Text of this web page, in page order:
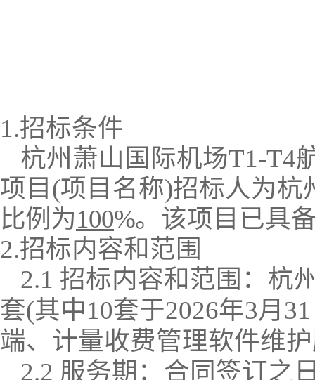
1.招标条件
杭州萧山国际机场T1-T4
项目(项目名称)招标人为杭
比例为100%。该项目已具
2.招标内容和范围
2.1 招标内容和范围： 杭
套(其中10套于2026年3月
端、计量收费管理软件维
2.2 服务期： 合同签订之